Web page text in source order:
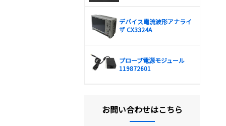
デバイス電流波形アナライ
ザ CX3324A
プローブ電源モジュール
119872601
お問い合わせはこちら